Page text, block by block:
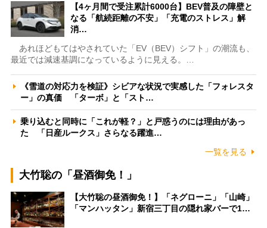
【4ヶ月間で受注累計6000台】BEV普及の障壁と
なる「航続距離の不安」「充電のストレス」解
消…
あれほどもてはやされていた「EV（BEV）シフト」の潮流も、
最近では減速基調になっているように見える。…
《雪道の対応力を検証》シビアな状況で実感した「フォレスタ
ー」の真価 「ターボ」と「スト…
乗り込むと同時に「これが軽？」と戸惑うのには理由があっ
た 「日産ルークス」さらなる躍進…
一覧を見る
大竹聡の「昼酒御免！」
【大竹聡の昼酒御免！】「ネグローニ」「山崎」
「マンハッタン」新宿三丁目の隠れ家バーで1…